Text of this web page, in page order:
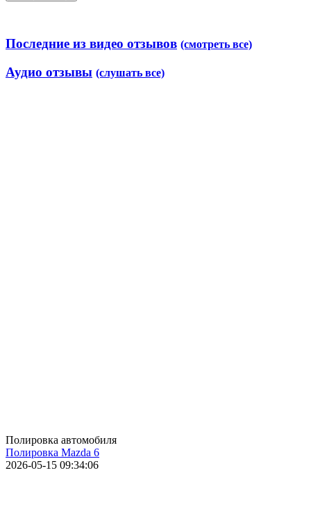
Последние из видео отзывов (смотреть все)
Аудио отзывы (слушать все)
Полировка автомобиля
Полировка Mazda 6
2026-05-15 09:34:06